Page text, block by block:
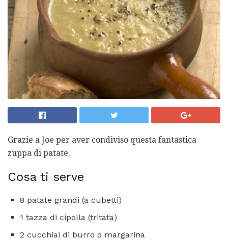
Grazie a Joe per aver condiviso questa fantastica
zuppa di patate.
Cosa ti serve
8 patate grandi (a cubetti)
1 tazza di cipolla (tritata)
2 cucchiai di burro o margarina